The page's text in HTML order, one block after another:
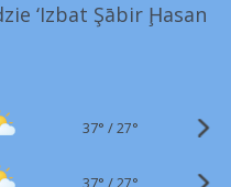
‘Izbat Şābir Ḩasan
37° /27°
37° /27°